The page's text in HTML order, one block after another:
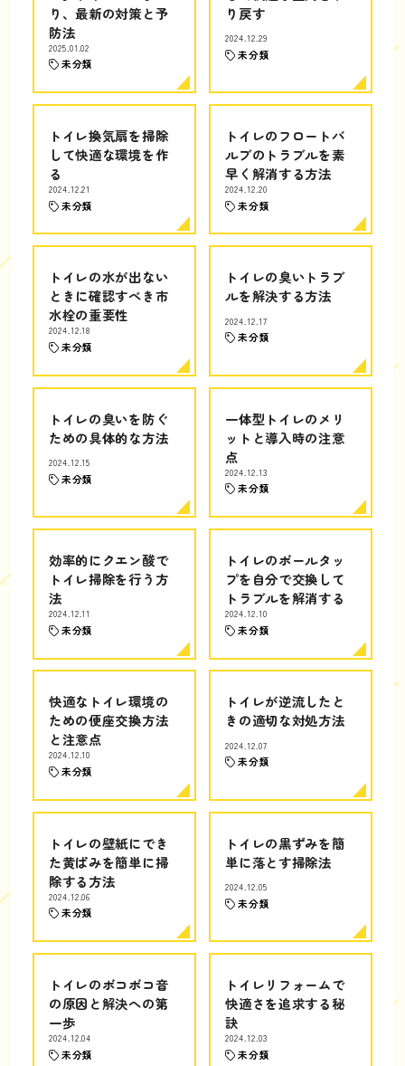
り、最新の対策と予
防法
2025.01.02
未分類
り戻す
2024.12.29
未分類
トイレ換気扇を掃除
して快適な環境を作
る
2024.12.21
未分類
トイレのフロートバ
ルブのトラブルを素
早く解消する方法
2024.12.20
未分類
トイレの水が出ない
ときに確認すべき市
水栓の重要性
2024.12.18
未分類
トイレの臭いトラブ
ルを解決する方法
2024.12.17
未分類
トイレの臭いを防ぐ
ための具体的な方法
2024.12.15
未分類
一体型トイレのメリ
ットと導入時の注意
点
2024.12.13
未分類
効率的にクエン酸で
トイレ掃除を行う方
法
2024.12.11
未分類
トイレのボールタッ
プを自分で交換して
トラブルを解消する
2024.12.10
未分類
快適なトイレ環境の
ための便座交換方法
と注意点
2024.12.10
未分類
トイレが逆流したと
きの適切な対処方法
2024.12.07
未分類
トイレの壁紙にでき
た黄ばみを簡単に掃
除する方法
2024.12.06
未分類
トイレの黒ずみを簡
単に落とす掃除法
2024.12.05
未分類
トイレのボコボコ音
の原因と解決への第
一歩
2024.12.04
未分類
トイレリフォームで
快適さを追求する秘
訣
2024.12.03
未分類